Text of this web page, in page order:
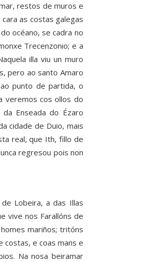
restos de muros e
as costas galegas
océano, se cadra no
Trecenzonio; e a
illa viu un muro
pero ao santo Amaro
punto de partida, o
veremos cos ollos do
Enseada do Ézaro
cidade de Duio, mais
real, que Ith, fillo de
regresou pois non
Lobeira, a das Illas
vive nos Farallóns de
mariños; tritóns
costas, e coas mans e
Na nosa beiramar